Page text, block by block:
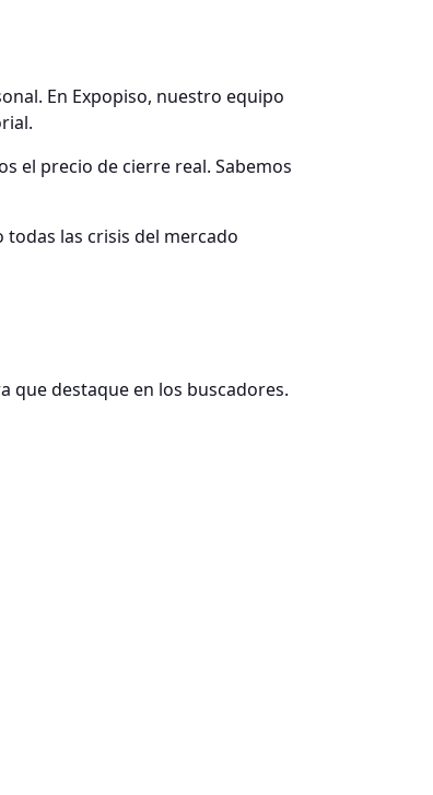
En Expopiso, nuestro equipo
el precio de cierre real. Sabemos
las crisis del mercado
que destaque en los buscadores.